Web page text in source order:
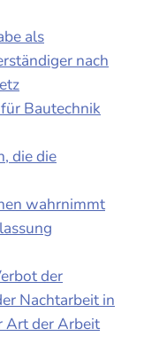
als
nach
Bautechnik
die die
wahrnimmt
der
Nachtarbeit in
Art der Arbeit